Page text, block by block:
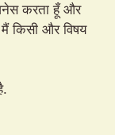
करता हूँ और
किसी और विषय